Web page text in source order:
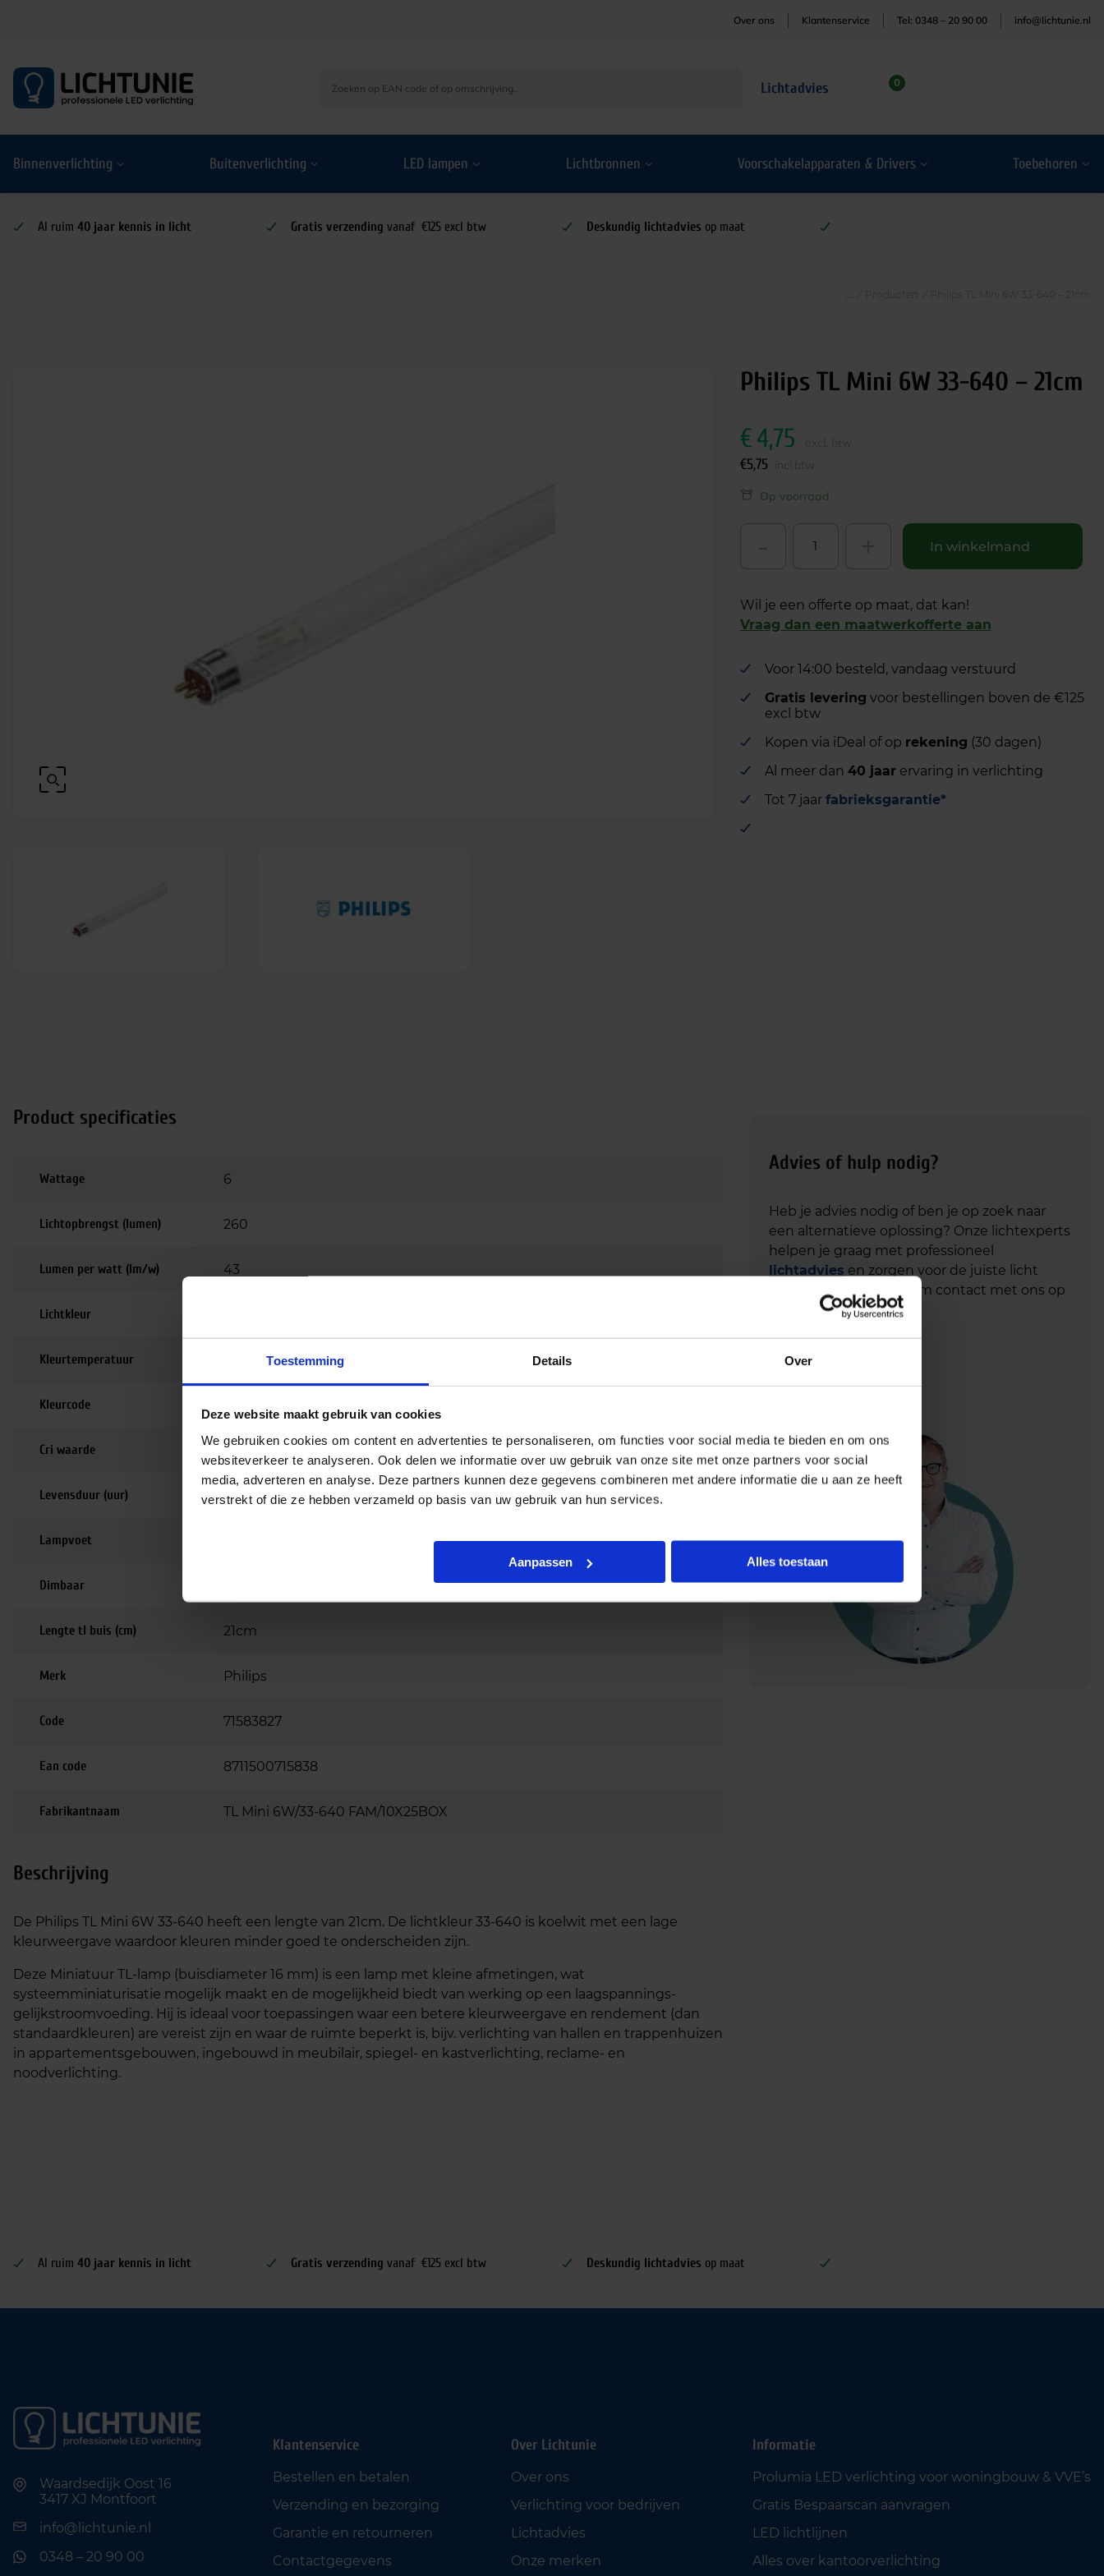
Toestemming Details Over
Deze website maakt gebruik van cookies
We gebruiken cookies om content en advertenties te personaliseren, om functies voor social media te bieden en om ons
websiteverkeer te analyseren. Ook delen we informatie over uw gebruik van onze site met onze partners voor social
media, adverteren en analyse. Deze partners kunnen deze gegevens combineren met andere informatie die u aan ze heeft
verstrekt of die ze hebben verzameld op basis van uw gebruik van hun services.
Aanpassen Alles toestaan
Over ons Klantenservice Tel: 0348 – 20 90 00 info@lichtunie.nl
Lichtadvies 0
Binnenverlichting Buitenverlichting LED lampen Lichtbronnen Voorschakelapparaten & Drivers Toebehoren
Al ruim 40 jaar kennis in licht Gratis verzending vanaf €125 excl btw Deskundig lichtadvies op maat
Philips TL Mini 6W 33-640 – 21cm
€4,75
€5,75
Op voorraad
In winkelmand
Wil je een offerte op maat, dat kan!
Vraag dan een maatwerkofferte aan
Voor 14:00 besteld, vandaag verstuurd
Gratis levering voor bestellingen boven de €125
excl btw
Kopen via iDeal of op rekening (30 dagen)
Al meer dan 40 jaarervaring in verlichting
Tot 7 jaar fabrieksgarantie*
Product specificaties
Wattage 6
Lichtopbrengst (lumen) 260
Lumen per watt (lm/w) 43
Lichtkleur
Kleurtemperatuur 4100K | Koelwit
Kleurcode
Cri waarde 80-89 | Goede kleurweergave
Levensduur (uur) 10.000
Lampvoet
Dimbaar
Lengte tl buis (cm) 21cm
Merk Philips
Code 71583827
Ean code 8711500715838
Fabrikantnaam TL Mini 6W/33-640 FAM/10X25BOX
Beschrijving
De Philips TL Mini 6W 33-640 heeft een lengte van 21cm. De lichtkleur 33-640 is koelwit met een lage
kleurweergave waardoor kleuren minder goed te onderscheiden zijn.
Deze Miniatuur TL-lamp (buisdiameter 16 mm) is een lamp met kleine afmetingen, wat
systeemminiaturisatie mogelijk maakt en de mogelijkheid biedt van werking op een laagspannings-
gelijkstroomvoeding. Hij is ideaal voor toepassingen waar een betere kleurweergave en rendement (dan
standaardkleuren) are vereist zijn en waar de ruimte beperkt is, bijv. verlichting van hallen en trappenhuizen
in appartementsgebouwen, ingebouwd in meubilair, spiegel- en kastverlichting, reclame- en
noodverlichting.
Advies of hulp nodig?
Heb je advies nodig of ben je op zoek naar
een alternatieve oplossing? Onze lichtexperts
helpen je graag met professioneel
lichtadvies en zorgen voor de juiste licht
oplossing. Aarzel niet om contact met ons op
te nemen.
Al ruim 40 jaar kennis in licht Gratis verzending vanaf €125 excl btw Deskundig lichtadvies op maat
Waardsedijk Oost 16
3417 XJ Montfoort
info@lichtunie.nl
0348 – 20 90 00
Klantenservice
Bestellen en betalen
Verzending en bezorging
Garantie en retourneren
Contactgegevens
Over Lichtunie
Over ons
Verlichting voor bedrijven
Lichtadvies
Onze merken
Informatie
Prolumia LED verlichting voor woningbouw & VVE’s
Gratis Bespaarscan aanvragen
LED lichtlijnen
Alles over kantoorverlichting